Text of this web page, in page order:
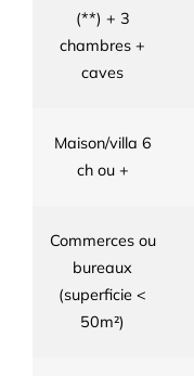
(**) + 3
chambres +
caves
Maison/villa 6
ch ou +
Commerces ou
bureaux
(superficie <
50m²)